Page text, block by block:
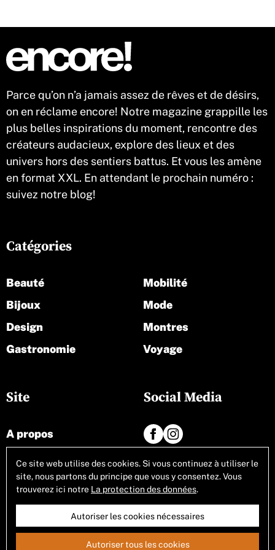
Parce qu’on n’a jamais assez de rêves et de désirs,
on en réclame encore! Notre magazine grappille les
plus belles inspirations du moment, rencontre des
créateurs audacieux, explore des lieux et des
univers hors des sentiers battus. Et vous les amène
en format XXL. En attendant le prochain numéro :
suivez notre blog!
Site
A propos
Contact
Tous les articles
Catégories
Beauté
Bijoux
Design
Gastronomie
Mobilité
Mode
Montres
Voyage
Social Media
Conditions généralesMentions légalesProtection des données
Ce site web utilise des cookies. Si vous continuez à utiliser le
site, nous partons du principe que vous y consentez. Vous
trouverez ici notre La protection des données.
Autoriser les cookies nécessaires
Autoriser tous les cookies